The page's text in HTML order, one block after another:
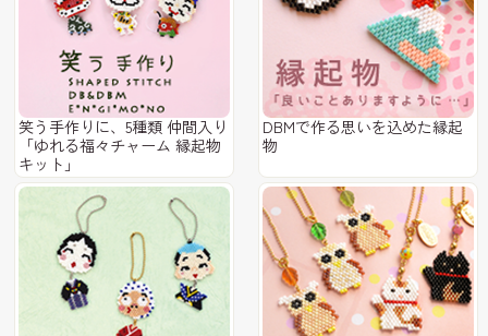
笑う手作りに、5種類 仲間入り
「ゆれる福々チャーム 縁起物
キット」
DBMで作る思いを込めた縁起
物